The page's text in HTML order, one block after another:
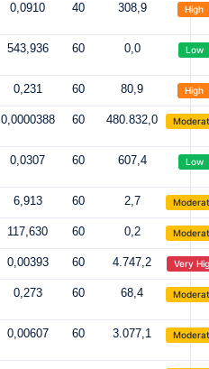
0,0910 40 308,9 High
543,936 60 0,0 Low
0,231 60 80,9 High
0,0000388 60 480.832,0
0,0307 60 607,4 Low
6,913 60 2,7
117,630 60 0,2
0,00393 60 4.747,2 Very
0,273 60 68,4
0,00607 60 3.077,1